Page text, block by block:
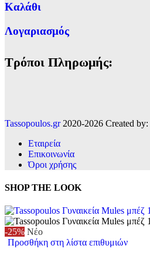
Καλάθι
Λογαριασμός
Τρόποι Πληρωμής:
Tassopoulos.gr2020-2026 Created by:
Εταιρεία
Επικοινωνία
Όροι χρήσης
SHOP THE LOOK
-25% Νέο
Προσθήκη στη λίστα επιθυμιών